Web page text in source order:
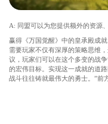
A: 同盟可以为您提供额外的资源
赢得《万国觉醒》中的皇承殿成
需要玩家不仅有深厚的策略思维
议，玩家们可以在这个多变的战
的宏伟目标。实现这一成就的道
战斗往往铸就最伟大的勇士。”前